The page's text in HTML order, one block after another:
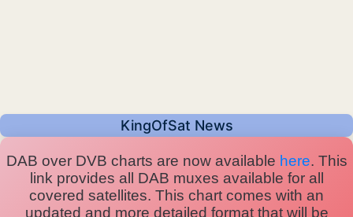
KingOfSat News
DAB over DVB charts are now available here. This
link provides all DAB muxes available for all
covered satellites. This chart comes with an
updated and more detailed format that will be